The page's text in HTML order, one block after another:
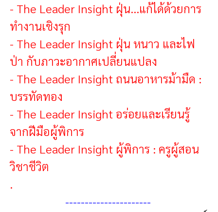
- The Leader Insight ฝุ่น...แก้ได้ด้วยการ
ทำงานเชิงรุก
- The Leader Insight ฝุ่น หนาว และไฟ
ป่า กับภาวะอากาศเปลี่ยนแปลง
- The Leader Insight ถนนอาหารม้ามืด :
บรรทัดทอง
- The Leader Insight อร่อยและเรียนรู้
จากฝีมือผู้พิการ
- The Leader Insight ผู้พิการ : ครูผู้สอน
วิชาชีวิต
.
----------------------